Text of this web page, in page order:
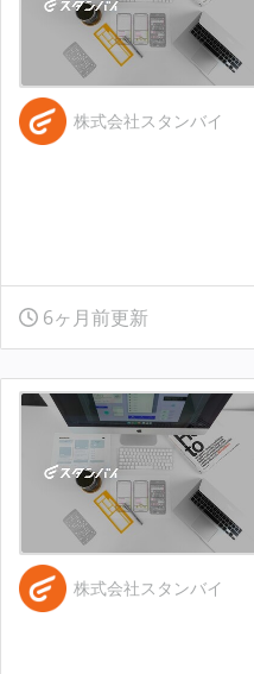
株式会社スタンバイ
6ヶ月前更新
株式会社スタンバイ